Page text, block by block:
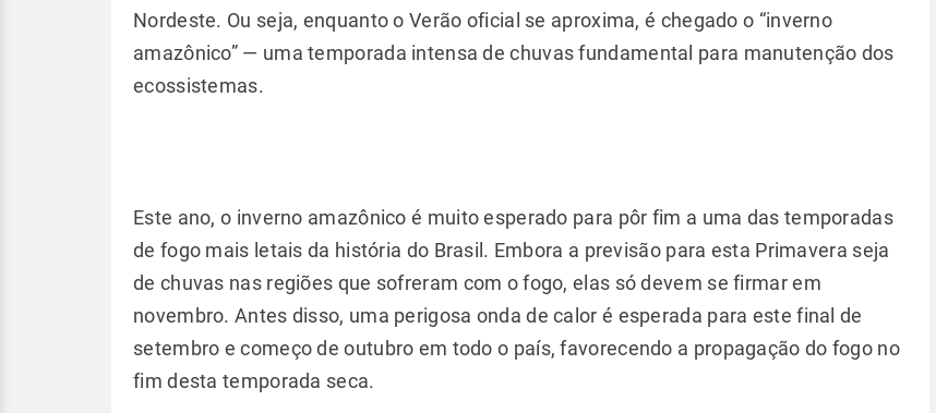
Nordeste. Ou seja, enquanto o Verão oficial se aproxima, é chegado o “inverno
amazônico” — uma temporada intensa de chuvas fundamental para manutenção dos
ecossistemas.
Este ano, o inverno amazônico é muito esperado para pôr fim a uma das temporadas
de fogo mais letais da história do Brasil. Embora a previsão para esta Primavera seja
de chuvas nas regiões que sofreram com o fogo, elas só devem se firmar em
novembro. Antes disso, uma perigosa onda de calor é esperada para este final de
setembro e começo de outubro em todo o país, favorecendo a propagação do fogo no
fim desta temporada seca.